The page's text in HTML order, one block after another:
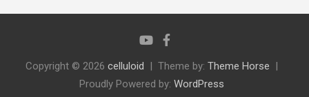
Copyright © 2026 celluloid Theme by: Theme Horse
Proudly Powered by: WordPress